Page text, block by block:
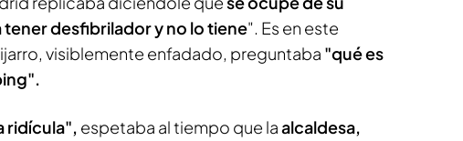
desfibrilador y no lo tiene". Es en este
visiblemente enfadado, preguntaba "qué es
ridícula", espetaba al tiempo que laalcaldesa,